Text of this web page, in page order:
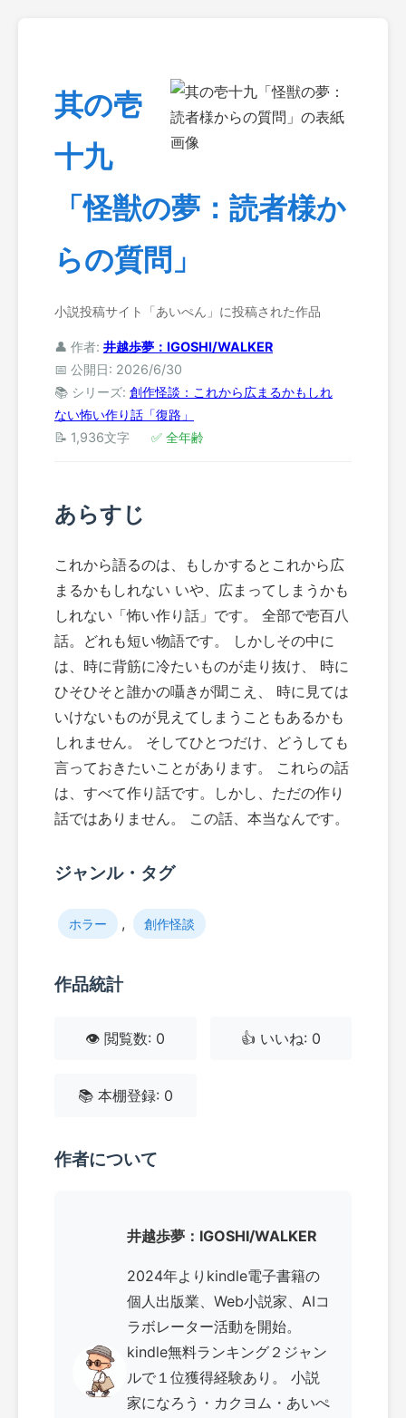
其の壱
十九
「怪獣の夢：読者様か
らの質問」
小説投稿サイト「あいぺん」に投稿された作品
👤 作者: 井越歩夢：IGOSHI/WALKER
📅 公開日: 2026/6/30
📚 シリーズ: 創作怪談：これから広まるかもしれ
ない怖い作り話「復路」
📝 1,936文字
✅ 全年齢
あらすじ
これから語るのは、もしかするとこれから広
まるかもしれない いや、広まってしまうかも
しれない「怖い作り話」です。 全部で壱百八
話。どれも短い物語です。 しかしその中に
は、時に背筋に冷たいものが走り抜け、 時に
ひそひそと誰かの囁きが聞こえ、 時に見ては
いけないものが見えてしまうこともあるかも
しれません。 そしてひとつだけ、どうしても
言っておきたいことがあります。 これらの話
は、すべて作り話です。しかし、ただの作り
話ではありません。 この話、本当なんです。
ジャンル・タグ
ホラー , 創作怪談
作品統計
👁️ 閲覧数: 0 👍 いいね: 0
📚 本棚登録: 0
作者について
井越歩夢：IGOSHI/WALKER
2024年よりkindle電子書籍の
個人出版業、Web小説家、AIコ
ラボレーター活動を開始。
kindle無料ランキング２ジャン
ルで１位獲得経験あり。 小説
家になろう・カクヨム・あいぺ